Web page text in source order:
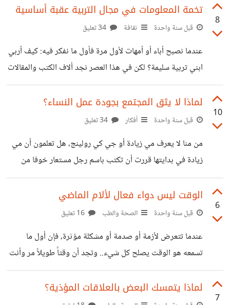
صحف أجنبية ناطقة باللغة الانجليزية، ونشرت بالتعاون مع
مؤسسة إيجاب في عدة مواقع مثل TRT, Christian science
يمكنك سؤالي أي شيء متعلق بمجال الصحافة، وفي إنتاج
المحتوى الصحافي المرئي والمقروء
8
تخمة المعلومات في مجال التربية عقبة أساسية
قبل سنة واحدة ثقافة
عندما نصبح أباء أو أمهات لأول مرة فأول ما نفكر فيه: كيف أربي
ابني تربية سليمة؟ لكن في هذا العصر نجد ألاف الكتب والمقالات
والفيديوهات والدورات في كل شيء وأصغر شيء ولا نعرف كيف
تلاحق على هذا الكم من المعلومات فنخاف من أصغر خطأ لأن
أخطاء التربية تسببت في مشكلات نفسية لدى البعض، فنجد أن
المشكلات ولا ندري ما هو الصواب؟! نجد معلومات تشير إلى
ضرورة الحزم في مواقف معينة ومعلومات أخرى
10
لماذا لا يثق المجتمع بجودة عمل النساء؟
قبل سنة واحدة أفكار
من منا لا يعرف مي زيادة أو جي كي رولينج، هل تعلمون أن مي
زيادة في بدايتها قررت أن تكتب باسم رجل مستعار خوفا من
رفض وتجاهل المجتمع لها ولأعمالها ولأحكامهم المسبقة عليها
كامرأة ، ستقولون لي هذا في العصور القديمة، لكن جي كي
رولينج مؤلفة سلسلة (هاري بوتر) في بدايتها حين حاولت البحث
رولينج لأن الأولاد لن يحبوا شراء كتاب أعدته مرأة... أتذكر عدة
مواقف وجدت فيها رجال
6
الوقت ليس دواء فعال لألام الماضي
قبل سنة واحدة الصحة والطب
عندما تتعرض لأزمة أو صدمة أو مشكلة مؤثرة، فإن أول ما
تسمعه هو الوقت يصلح كل شيء.. وتجد أن وقتاً طويلاً مر وأنت
ما زلت كما أنت تطاردك الذكرى في كل مكان ولا تعرف كيف
تصرفها عنك، إذا ما العلاج كيف أطرد هذه الذكرى التي أصبحت
7
لماذا يتمسك البعض بالعلاقات المؤذية؟